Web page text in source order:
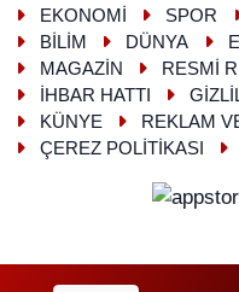
EKONOMİ
SPOR
BİLİM
DÜNYA
MAGAZİN
RESMİ
İHBAR HATTI
KÜNYE
REKLAM
ÇEREZ POLİTİKASI